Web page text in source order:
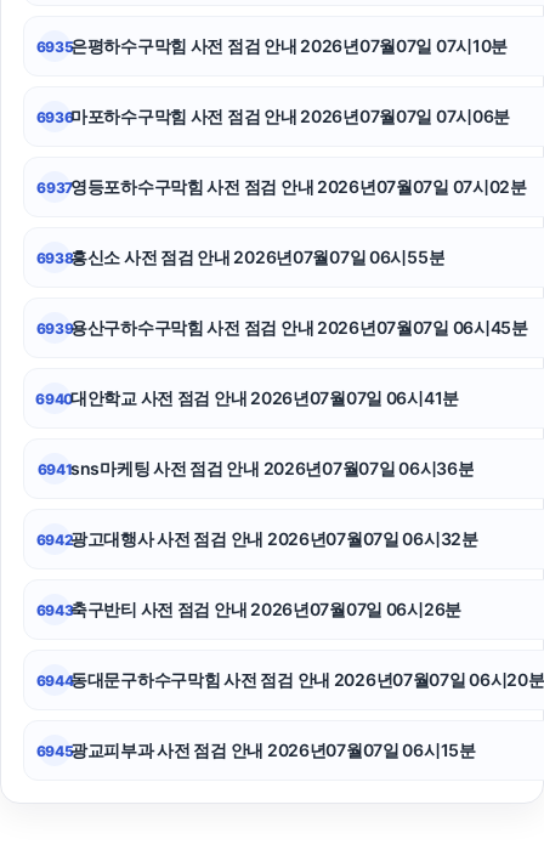
서울음주운전변호사
수원형사변호사
주택담보대출
고양이보호소
6935은평하수구막힘 사전 점검 안내 2026년07월07일 07시10분
6936마포하수구막힘 사전 점검 안내 2026년07월07일 07시06분
6937영등포하수구막힘 사전 점검 안내 2026년07월07일 07시02분
6938흥신소 사전 점검 안내 2026년07월07일 06시55분
6939용산구하수구막힘 사전 점검 안내 2026년07월07일 06시45분
6940대안학교 사전 점검 안내 2026년07월07일 06시41분
6941sns마케팅 사전 점검 안내 2026년07월07일 06시36분
6942광고대행사 사전 점검 안내 2026년07월07일 06시32분
6943축구반티 사전 점검 안내 2026년07월07일 06시26분
6944동대문구하수구막힘 사전 점검 안내 2026년07월07일 06시20분
6945광교피부과 사전 점검 안내 2026년07월07일 06시15분